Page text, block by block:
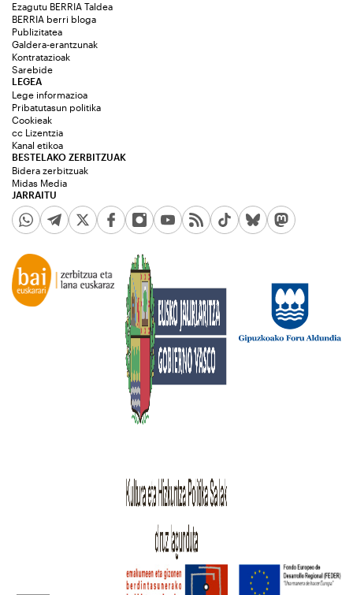
Ezagutu BERRIA Taldea
BERRIA berri bloga
Publizitatea
Galdera-erantzunak
Kontratazioak
Sarebide
JARRAITU
LEGEA
Lege informazioa
Pribatutasun politika
Cookieak
cc Lizentzia
Kanal etikoa
BESTELAKO ZERBITZUAK
Bidera zerbitzuak
Midas Media